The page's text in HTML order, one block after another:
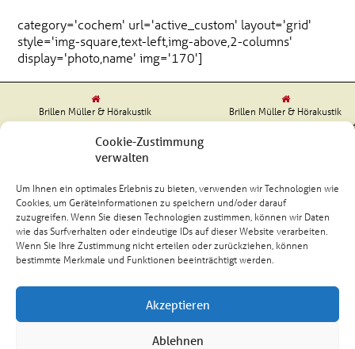
Cookie-Zustimmung
verwalten
Um Ihnen ein optimales Erlebnis zu bieten, verwenden wir Technologien wie
Cookies, um Geräteinformationen zu speichern und/oder darauf
zuzugreifen. Wenn Sie diesen Technologien zustimmen, können wir Daten
wie das Surfverhalten oder eindeutige IDs auf dieser Website verarbeiten.
Wenn Sie Ihre Zustimmung nicht erteilen oder zurückziehen, können
bestimmte Merkmale und Funktionen beeinträchtigt werden.
Akzeptieren
Ablehnen
category='cochem' url='active_custom' layout='grid'
style='img-square,text-left,img-above,2-columns'
display='photo,name' img='170']
Brillen Müller & Hörakustik
Markt 12 | 56812 Cochem
Tel. (02671) 98750
Brillen Müller & Hörakustik
Koblenzer Straße 58 | 56759
Kundenbewertungen und Erfahrungen zu
Brillen Müller GmbH & Co.KG
Empfehlungen auf
SEHR GUT
4,85 / 5,00
37